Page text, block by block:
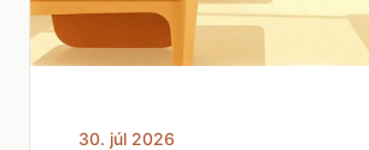
30. júl 2026